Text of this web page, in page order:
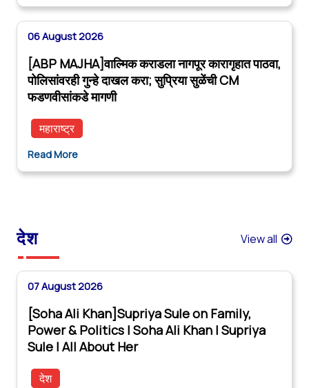
06 August 2026
[ABP MAJHA]वाल्मिक कराडला नागपूर कारागृहात पाठवा,
पोलिसांवरही गुन्हे दाखल करा; सुप्रिया सुळेंची CM
फडणवीसांकडे मागणी
महाराष्ट्र
Read More
देश View all
07 August 2026
[Soha Ali Khan]Supriya Sule on Family,
Power & Politics | Soha Ali Khan | Supriya
Sule | All About Her
देश